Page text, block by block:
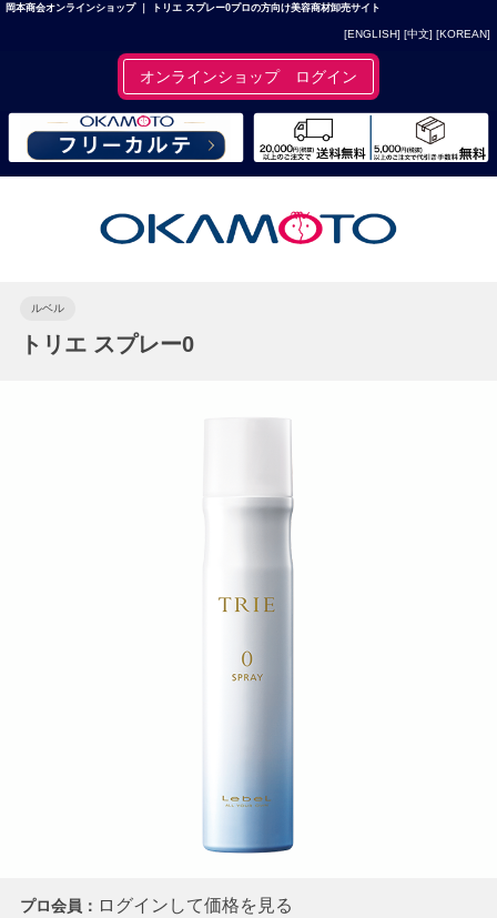
岡本商会オンラインショップ ｜ トリエ スプレー0プロの方向け美容商材卸売サイト
[ENGLISH] [中文] [KOREAN]
オンラインショップ ログイン
ルベル
トリエ スプレー0
プロ会員： ログインして価格を見る